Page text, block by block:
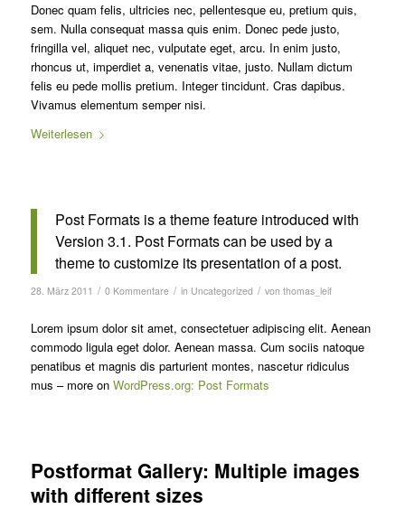
Donec quam felis, ultricies nec, pellentesque eu, pretium quis,
sem. Nulla consequat massa quis enim. Donec pede justo,
fringilla vel, aliquet nec, vulputate eget, arcu. In enim justo,
rhoncus ut, imperdiet a, venenatis vitae, justo. Nullam dictum
felis eu pede mollis pretium. Integer tincidunt. Cras dapibus.
Vivamus elementum semper nisi.
Weiterlesen
Post Formats is a theme feature introduced with
Version 3.1. Post Formats can be used by a
theme to customize its presentation of a post.
28. März 2011 / 0 Kommentare / in Uncategorized / von thomas_leif
Lorem ipsum dolor sit amet, consectetuer adipiscing elit. Aenean
commodo ligula eget dolor. Aenean massa. Cum sociis natoque
penatibus et magnis dis parturient montes, nascetur ridiculus
mus – more on WordPress.org: Post Formats
Postformat Gallery: Multiple images
with different sizes